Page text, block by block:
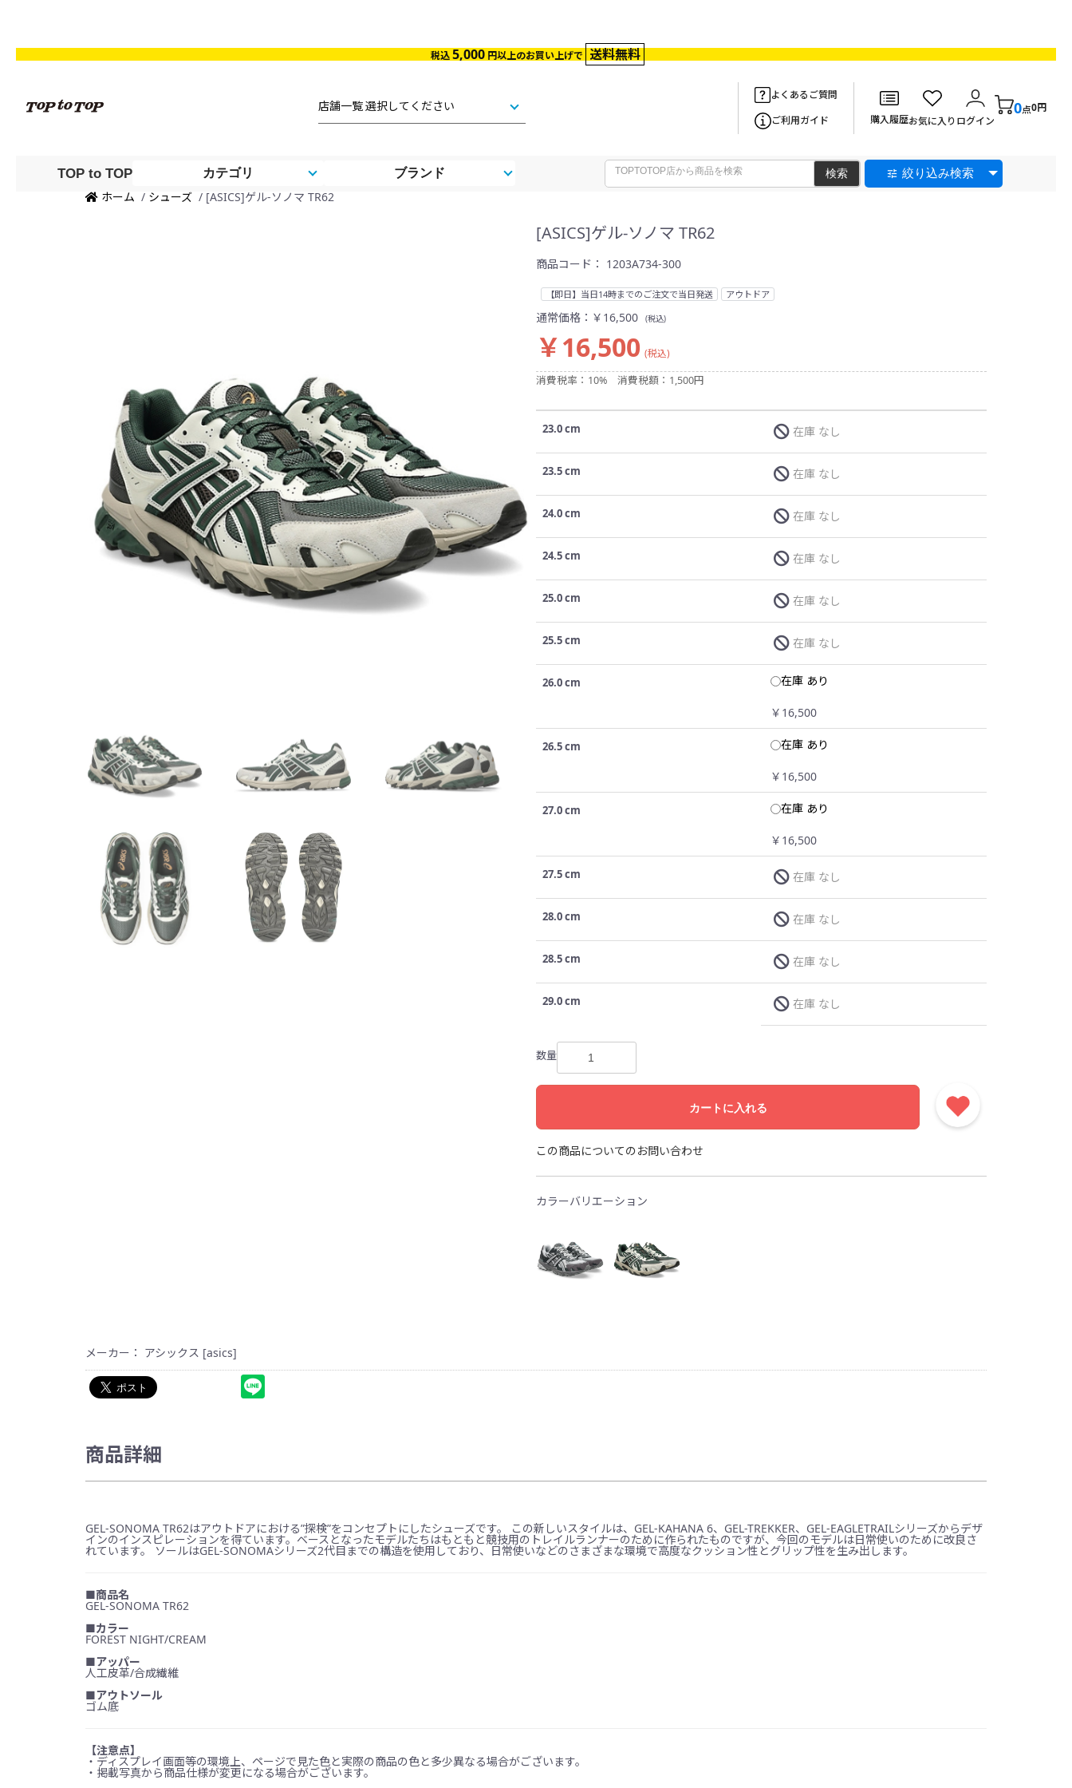
税込 5,000 円以上のお買い上げで 送料無料
よくあるご質問
ご利用ガイド
購入履歴お気に入りログイン
0点0円
TOP to TOP カテゴリ ブランド 絞り込み検索
ホーム / シューズ / [ASICS]ゲル-ソノマ TR62
[ASICS]ゲル-ソノマ TR62
商品コード： 1203A734-300
【即日】当日14時までのご注文で当日発送 アウトドア
通常価格： ￥16,500 (税込)
￥16,500 (税込)
消費税率：10%
消費税額：1,500円
23.0 cm 在庫 なし
23.5 cm 在庫 なし
24.0 cm 在庫 なし
24.5 cm 在庫 なし
25.0 cm 在庫 なし
25.5 cm 在庫 なし
26.0 cm 在庫 あり
￥16,500
26.5 cm 在庫 あり
￥16,500
27.0 cm 在庫 あり
￥16,500
27.5 cm 在庫 なし
28.0 cm 在庫 なし
28.5 cm 在庫 なし
29.0 cm 在庫 なし
数量
カートに入れる
この商品についてのお問い合わせ
カラーバリエーション
メーカー： アシックス [asics]
商品詳細
GEL-SONOMA TR62はアウトドアにおける”探検”をコンセプトにしたシューズです。 この新しいスタイルは、GEL-KAHANA 6、GEL-TREKKER、GEL-EAGLETRAILシリーズからデザ
インのインスピレーションを得ています。ベースとなったモデルたちはもともと競技用のトレイルランナーのために作られたものですが、今回のモデルは日常使いのために改良さ
れています。 ソールはGEL-SONOMAシリーズ2代目までの構造を使用しており、日常使いなどのさまざまな環境で高度なクッション性とグリップ性を生み出します。
■商品名
GEL-SONOMA TR62
■カラー
FOREST NIGHT/CREAM
■アッパー
人工皮革/合成繊維
■アウトソール
ゴム底
【注意点】
・ディスプレイ画面等の環境上、ページで見た色と実際の商品の色と多少異なる場合がございます。
・掲載写真から商品仕様が変更になる場合がございます。